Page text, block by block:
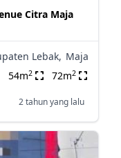
Citra Maja
Lebak, Maja
54m2 72m2
2 tahun yang lalu